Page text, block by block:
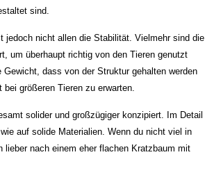
sind.
jedoch nicht allen die Stabilität. Vielmehr sind die
um überhaupt richtig von den Tieren genutzt
dass von der Struktur gehalten werden
größeren Tieren zu erwarten.
solider und großzügiger konzipiert. Im Detail
auf solide Materialien. Wenn du nicht viel in
lieber nach einem eher flachen Kratzbaum mit